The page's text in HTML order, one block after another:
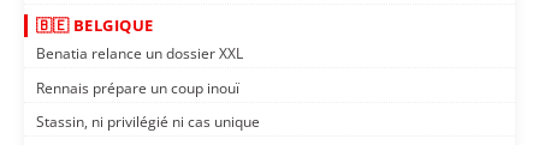
🇧🇪 BELGIQUE
Benatia relance un dossier XXL
Rennais prépare un coup inouï
Stassin, ni privilégié ni cas unique